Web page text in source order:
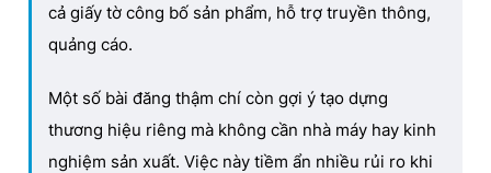
cả giấy tờ công bố sản phẩm, hỗ trợ truyền thông,
quảng cáo.
Một số bài đăng thậm chí còn gợi ý tạo dựng
thương hiệu riêng mà không cần nhà máy hay kinh
nghiệm sản xuất. Việc này tiềm ẩn nhiều rủi ro khi